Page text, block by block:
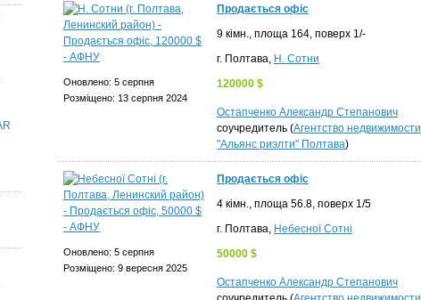
Оновлено: 5 серпня
Розміщено: 13 серпня 2024
Продається офіс
9 кімн., площа 164, поверх 1/-
г. Полтава, Н. Сотни
120000 $
Остапченко Александр Степанович
соучредитель (Агентство недвижимости
"Альянс риэлти" Полтава)
Оновлено: 5 серпня
Розміщено: 9 вересня 2025
Продається офіс
4 кімн., площа 56.8, поверх 1/5
г. Полтава, Небесної Сотні
50000 $
Остапченко Александр Степанович